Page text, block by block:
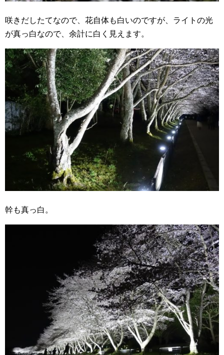
咲きだしたてなので、花自体も白いのですが、ライトの光
が真っ白なので、余計に白く見えます。
幹も真っ白。